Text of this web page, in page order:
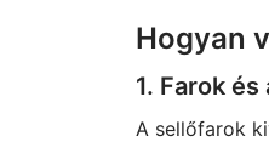
Hogyan
1. Farok
A sellőfarok